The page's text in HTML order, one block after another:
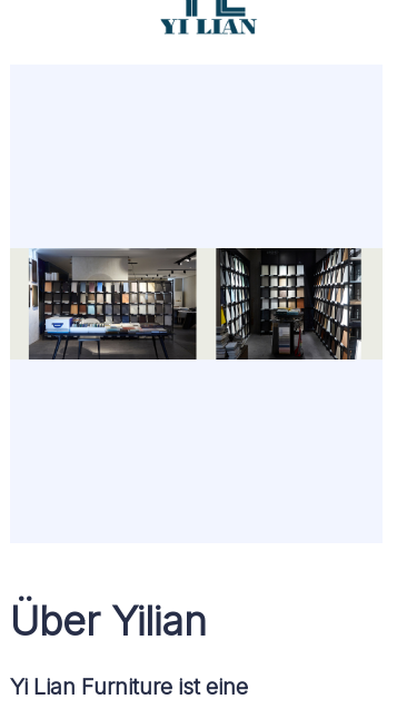
Über Yilian
Yi Lian Furniture ist eine